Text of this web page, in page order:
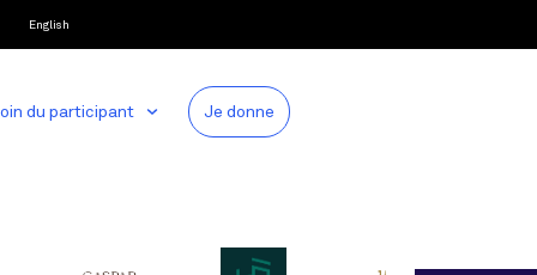
English
du participant Je donne